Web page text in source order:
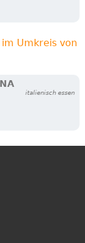
Umkreis von
italienisch essen